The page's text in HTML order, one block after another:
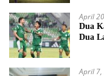
April
Dua
Dua
April